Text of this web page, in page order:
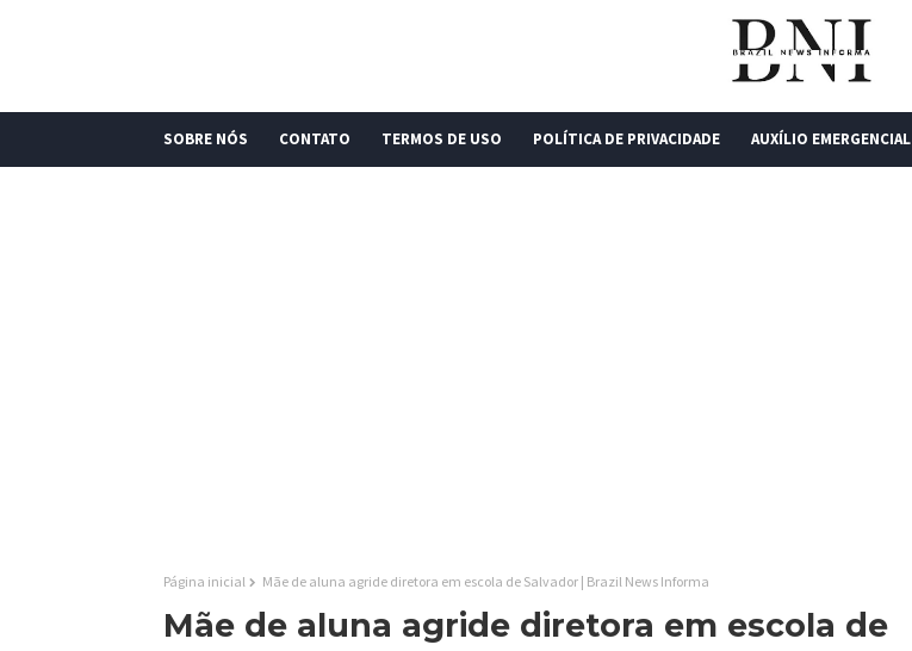
SOBRE NÓS CONTATO TERMOS DE USO POLÍTICA DE PRIVACIDADE AUXÍLIO EMERGENCIAL
Página inicial Mãe de aluna agride diretora em escola de Salvador | Brazil News Informa
Mãe de aluna agride diretora em escola de